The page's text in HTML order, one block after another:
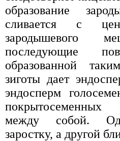
образование
сливается с
зародышевого
последующие
образованной
зиготы дает
эндосперм
покрытосеменных
между собой.
заростку, а другой